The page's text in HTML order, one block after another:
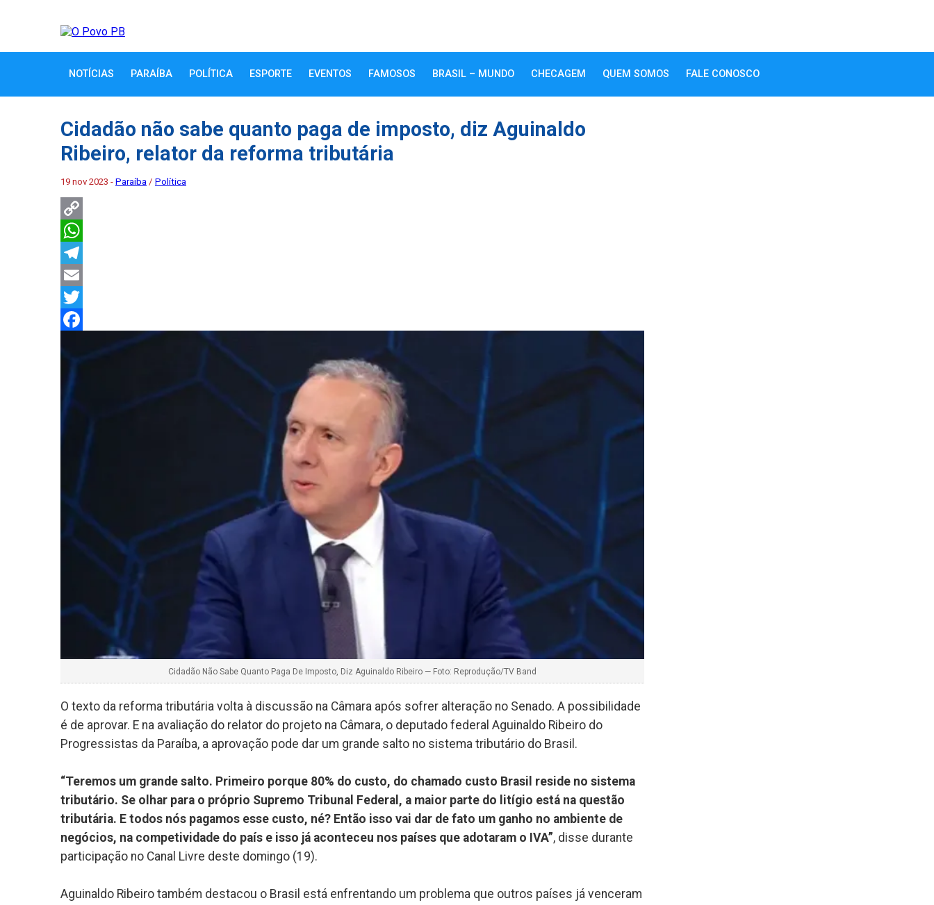
NOTÍCIAS PARAÍBA POLÍTICA ESPORTE EVENTOS FAMOSOS BRASIL – MUNDO CHECAGEM QUEM SOMOS FALE CONOSCO
Cidadão não sabe quanto paga de imposto, diz Aguinaldo
Ribeiro, relator da reforma tributária
19 nov 2023 - Paraíba / Política
Copy
Link
WhatsApp
Telegram
Email
Twitter
Cidadão Não Sabe Quanto Paga De Imposto, Diz Aguinaldo Ribeiro — Foto: Reprodução/TV Band
O texto da reforma tributária volta à discussão na Câmara após sofrer alteração no Senado. A possibilidade
é de aprovar. E na avaliação do relator do projeto na Câmara, o deputado federal Aguinaldo Ribeiro do
Progressistas da Paraíba, a aprovação pode dar um grande salto no sistema tributário do Brasil.
“Teremos um grande salto. Primeiro porque 80% do custo, do chamado custo Brasil reside no sistema
tributário. Se olhar para o próprio Supremo Tribunal Federal, a maior parte do litígio está na questão
tributária. E todos nós pagamos esse custo, né? Então isso vai dar de fato um ganho no ambiente de
negócios, na competividade do país e isso já aconteceu nos países que adotaram o IVA”, disse durante
participação no Canal Livre deste domingo (19).
Aguinaldo Ribeiro também destacou o Brasil está enfrentando um problema que outros países já venceram